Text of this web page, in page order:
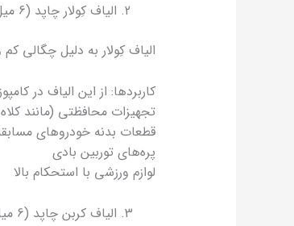
الیاف کِولار چاپد (6 میل)
الیاف کِولار به دلیل چگالی
کاربردها: از این الیاف در
تجهیزات محافظتی (مانند
قطعات بدنه خودروهای
پره‌های توربین بادی
لوازم ورزشی با استحکام بالا
الیاف کربن چاپد (6 میل)